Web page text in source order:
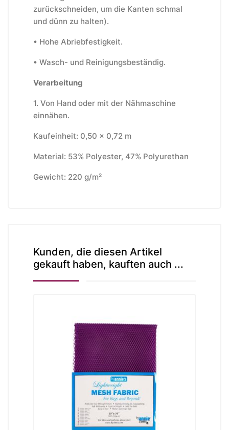
zurückschneiden, um die Kanten schmal
und dünn zu halten).
• Hohe Abriebfestigkeit.
• Wasch- und Reinigungsbeständig.
Verarbeitung
1. Von Hand oder mit der Nähmaschine
einnähen.
Kaufeinheit: 0,50 x 0,72 m
Material: 53% Polyester, 47% Polyurethan
Gewicht: 220 g/m²
Kunden, die diesen Artikel
gekauft haben, kauften auch ...